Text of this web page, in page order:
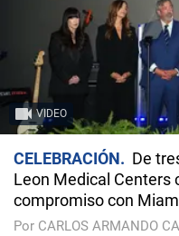
VIDEO
CELEBRACIÓN
De
Leon Medical Centers
compromiso con
Por CARLOS ARMANDO